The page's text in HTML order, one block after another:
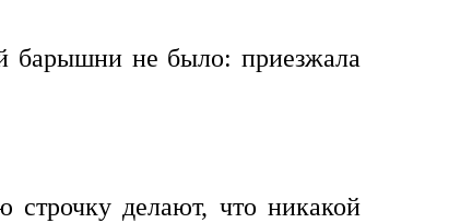
барышни не было: приезжала
делают, что никакой